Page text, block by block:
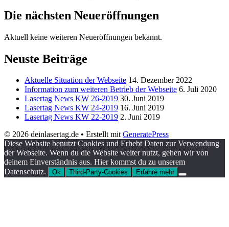
Die nächsten Neueröffnungen
Aktuell keine weiteren Neueröffnungen bekannt.
Neuste Beiträge
Aktuelle Situation der Webseite 14. Dezember 2022
Information zum weiteren Betrieb der Webseite 6. Juli 2020
Lasertag News KW 26-2019 30. Juni 2019
Lasertag News KW 24-2019 16. Juni 2019
Lasertag News KW 22-2019 2. Juni 2019
© 2026 deinlasertag.de • Erstellt mitGeneratePress
Diese Website benutzt Cookies und Erhebt Daten zur Verwendung
der Webseite. Wenn du die Website weiter nutzt, gehen wir von
deinem Einverständnis aus. Hier kommst du zu unserem
Datenschutz.
Ok Third-Party-Cookies Erfahre mehr